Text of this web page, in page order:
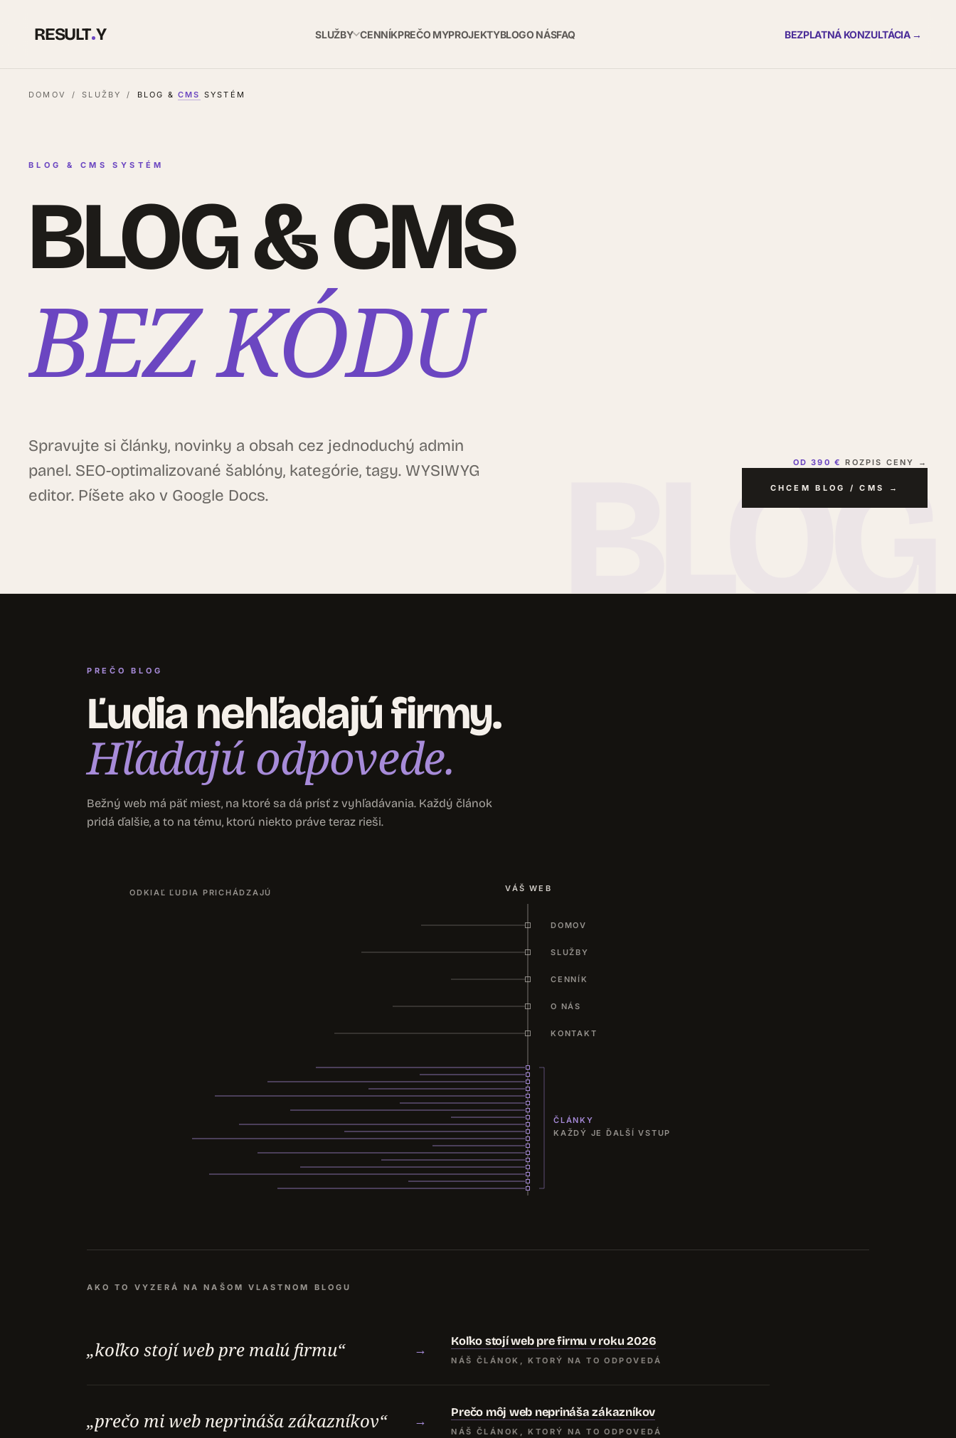
RESULT Y SLUŽBY CENNÍKPREČO MYPROJEKTYBLOGO NÁSFAQ BEZPLATNÁ KONZULTÁCIA →
DOMOV / SLUŽBY / BLOG &CMS SYSTÉM
BLOG & CMS SYSTÉM
BLOG & CMS
BEZ KÓDU
Spravujte si články, novinky a obsah cez jednoduchý admin
panel. SEO-optimalizované šablóny, kategórie, tagy. WYSIWYG
editor. Píšete ako v Google Docs.
OD 390 €ROZPIS CENY →
CHCEM BLOG / CMS →
PREČO BLOG
Ľudia nehľadajú firmy.
Hľadajú odpovede.
Bežný web má päť miest, na ktoré sa dá prísť z vyhľadávania. Každý článok
pridá ďalšie, a to na tému, ktorú niekto práve teraz rieši.
ODKIAĽ ĽUDIA PRICHÁDZAJÚ VÁŠ WEB
DOMOV
SLUŽBY
CENNÍK
O NÁS
KONTAKT
ČLÁNKY
KAŽDÝ JE ĎALŠÍ VSTUP
AKO TO VYZERÁ NA NAŠOM VLASTNOM BLOGU
„koľko stojí web pre malú firmu“ →
Koľko stojí web pre firmu v roku 2026
NÁŠ ČLÁNOK, KTORÝ NA TO ODPOVEDÁ
„prečo mi web neprináša zákazníkov“ →
Prečo môj web neprináša zákazníkov
NÁŠ ČLÁNOK, KTORÝ NA TO ODPOVEDÁ